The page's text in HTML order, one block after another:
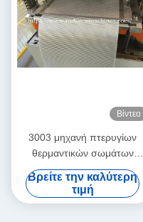
Βίντεο
3003 μηχανή πτερυγίων
θερμαντικών σωμάτων
φύλλων αλουμινίου για το
ύψος 45mm με τη σταθερή
απόδοση
Βρείτε την καλύτερη
τιμή